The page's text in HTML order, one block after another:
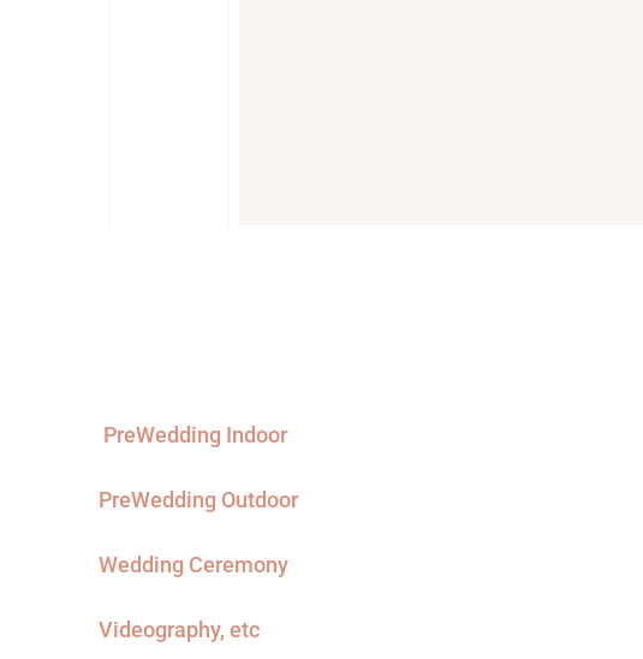
PreWedding Indoor
PreWedding Outdoor
Wedding Ceremony
Videography, etc